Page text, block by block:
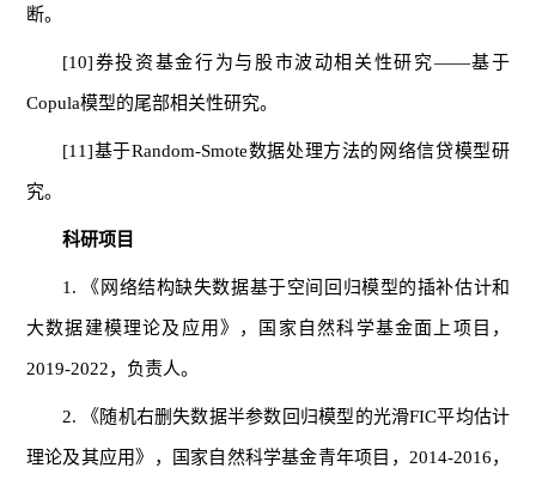
断。
[10]券投资基金行为与股市波动相关性研究——基于
Copula模型的尾部相关性研究。
[11]基于Random-Smote数据处理方法的网络信贷模型研
究。
科研项目
1. 《网络结构缺失数据基于空间回归模型的插补估计和
大数据建模理论及应用》，国家自然科学基金面上项目，
2019-2022，负责人。
2. 《随机右删失数据半参数回归模型的光滑FIC平均估计
理论及其应用》，国家自然科学基金青年项目，2014-2016，